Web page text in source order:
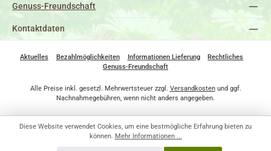
Genuss-Freundschaft
Kontaktdaten
Aktuelles Bezahlmöglichkeiten Informationen Lieferung
Rechtliches
Genuss-Freundschaft
Alle Preise inkl. gesetzl. Mehrwertsteuer zzgl. Versandkostenund ggf.
Nachnahmegebühren, wenn nicht anders angegeben.
Diese Website verwendet Cookies, um eine bestmögliche Erfahrung bieten zu
können. Mehr Informationen ...